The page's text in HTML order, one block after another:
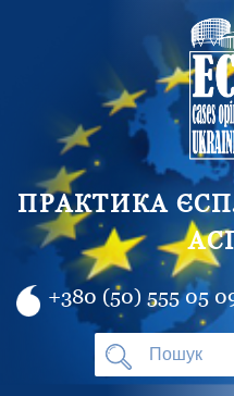
ПРАКТИКА
+380 (50) 555 05